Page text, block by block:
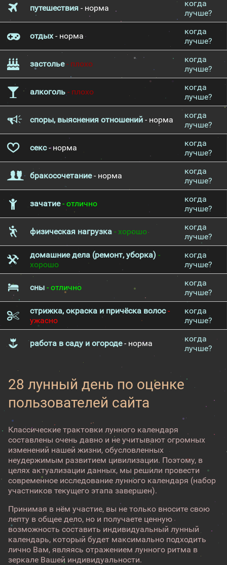
путешествия - норма
когда
лучше?
отдых- норма
когда
лучше?
застолье- плохо
когда
лучше?
алкоголь - плохо
когда
лучше?
споры, выяснения отношений - норма
когда
лучше?
секс- норма
когда
лучше?
бракосочетание- норма
когда
лучше?
зачатие- отлично
когда
лучше?
физическая нагрузка - хорошо
когда
лучше?
домашние дела (ремонт, уборка) -
хорошо
когда
лучше?
сны - отлично
когда
лучше?
стрижка, окраска и причёска волос-
ужасно
когда
лучше?
работа в саду и огороде- норма
когда
лучше?
28 лунный день по оценке
пользователей сайта
Классические трактовки лунного календаря
составлены очень давно и не учитывают огромных
изменений нашей жизни, обусловленных
неудержимым развитием цивилизации. Поэтому, в
целях актуализации данных, мы решили провести
современное исследование лунного календаря (набор
участников текущего этапа завершен).
Принимая в нём участие, вы не только вносите свою
лепту в общее дело, но и получаете ценную
возможность составить индивидуальный лунный
календарь, который будет максимально подходить
лично Вам, являясь отражением лунного ритма в
зеркале Вашей индивидуальности.